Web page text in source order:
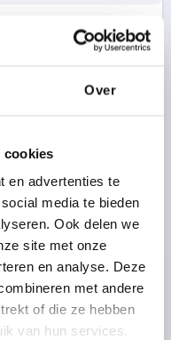
Over
cookies
en advertenties te
media te bieden
Ook delen we
site met onze
en analyse. Deze
met andere
of die ze hebben
van hun services.
ZONDER BORING
F1 N=5800